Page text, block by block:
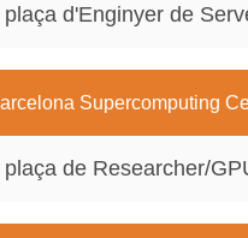
plaça d'Enginyer de
Supercomputing
plaça de Researcher/